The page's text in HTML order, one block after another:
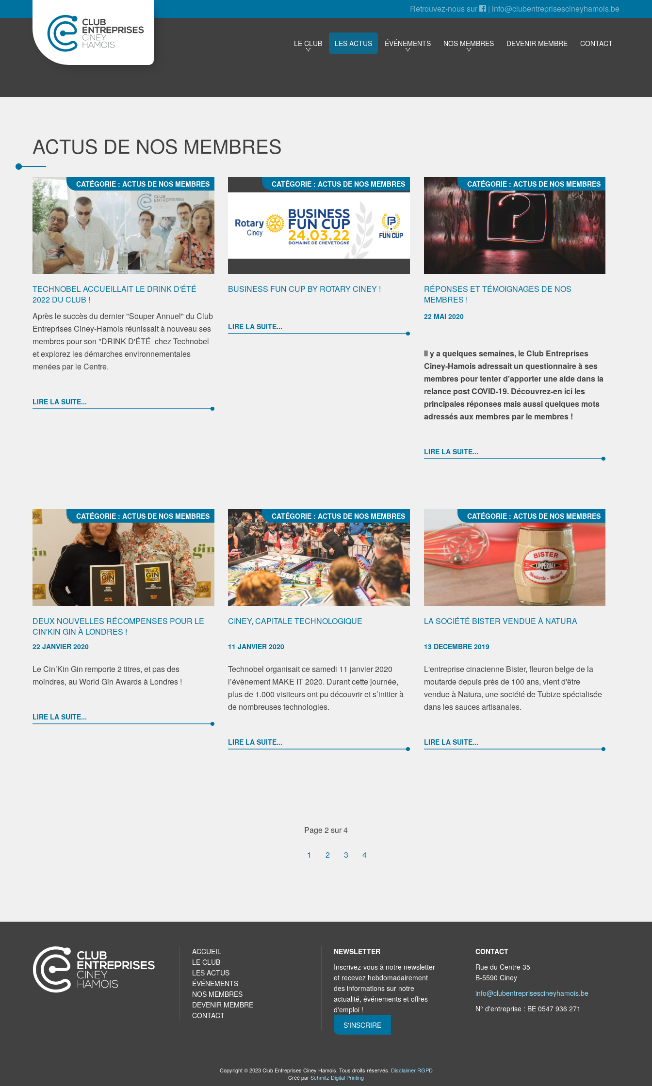
Retrouvez-nous sur | info@clubentreprisescineyhamois.be
LE CLUB LES ACTUS ÉVÉNEMENTS NOS MEMBRES DEVENIR MEMBRE CONTACT
ACTUS DE NOS MEMBRES
TECHNOBEL ACCUEILLAIT LE DRINK D'ÉTÉ
2022 DU CLUB !
Après le succès du dernier "Souper Annuel" du Club
Entreprises Ciney-Hamois réunissait à nouveau ses
membres pour son "DRINK D'ÉTÉ chez Technobel
et explorez les démarches environnementales
menées par le Centre.
CATÉGORIE :ACTUS DE NOS MEMBRES
LIRE LA SUITE...
BUSINESS FUN CUP BY ROTARY CINEY !
CATÉGORIE :ACTUS DE NOS MEMBRES
LIRE LA SUITE...
RÉPONSES ET TÉMOIGNAGES DE NOS
MEMBRES !
22 MAI 2020
Il y a quelques semaines, le Club Entreprises
Ciney-Hamois adressait un questionnaire à ses
membres pour tenter d'apporter une aide dans la
relance post COVID-19. Découvrez-en ici les
principales réponses mais aussi quelques mots
adressés aux membres par le membres !
CATÉGORIE :ACTUS DE NOS MEMBRES
LIRE LA SUITE...
DEUX NOUVELLES RÉCOMPENSES POUR LE
CIN'KIN GIN À LONDRES !
22 JANVIER 2020
Le Cin’Kin Gin remporte 2 titres, et pas des
moindres, au World Gin Awards à Londres !
CATÉGORIE :ACTUS DE NOS MEMBRES
LIRE LA SUITE...
CINEY, CAPITALE TECHNOLOGIQUE
11 JANVIER 2020
Technobel organisait ce samedi 11 janvier 2020
l’évènement MAKE IT 2020. Durant cette journée,
plus de 1.000 visiteurs ont pu découvrir et s’initier à
de nombreuses technologies.
CATÉGORIE :ACTUS DE NOS MEMBRES
LIRE LA SUITE...
LA SOCIÉTÉ BISTER VENDUE À NATURA
13 DECEMBRE 2019
L'entreprise cinacienne Bister, fleuron belge de la
moutarde depuis près de 100 ans, vient d'être
vendue à Natura, une société de Tubize spécialisée
dans les sauces artisanales.
CATÉGORIE :ACTUS DE NOS MEMBRES
LIRE LA SUITE...
Page 2 sur 4
1 2 3 4
ACCUEIL
LE CLUB
LES ACTUS
ÉVÉNEMENTS
NOS MEMBRES
DEVENIR MEMBRE
CONTACT
NEWSLETTER
Inscrivez-vous à notre newsletter
et recevez hebdomadairement
des informations sur notre
actualité, événements et offres
d'emploi !
S'INSCRIRE
CONTACT
Rue du Centre 35
B-5590 Ciney
info@clubentreprisescineyhamois.be
N° d'entreprise : BE 0547 936 271
Copyright © 2023 Club Entreprises Ciney Hamois. Tous droits réservés. Disclaimer RGPD
Créé parSchmitz Digital Printing